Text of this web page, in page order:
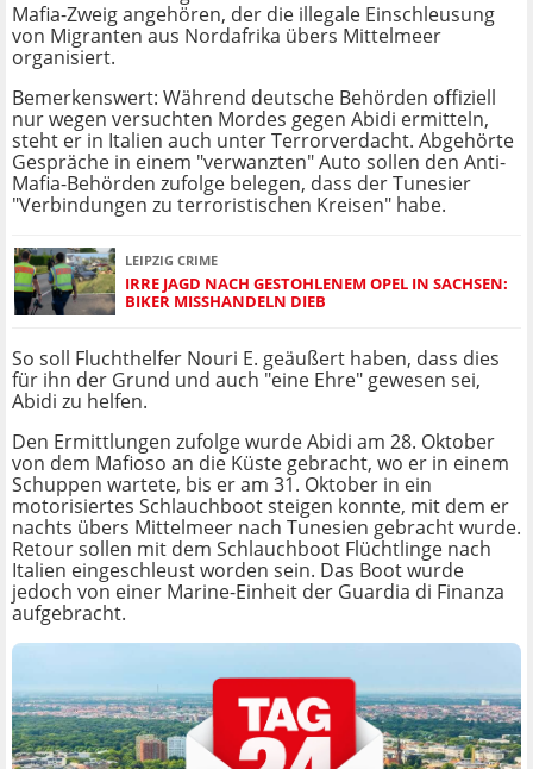
Mafia-Zweig angehören, der die illegale Einschleusung
von Migranten aus Nordafrika übers Mittelmeer
organisiert.
Bemerkenswert: Während deutsche Behörden offiziell
nur wegen versuchten Mordes gegen Abidi ermitteln,
steht er in Italien auch unter Terrorverdacht. Abgehörte
Gespräche in einem "verwanzten" Auto sollen den Anti-
Mafia-Behörden zufolge belegen, dass der Tunesier
"Verbindungen zu terroristischen Kreisen" habe.
LEIPZIG CRIME
IRRE JAGD NACH GESTOHLENEM OPEL IN SACHSEN:
BIKER MISSHANDELN DIEB
So soll Fluchthelfer Nouri E. geäußert haben, dass dies
für ihn der Grund und auch "eine Ehre" gewesen sei,
Abidi zu helfen.
Den Ermittlungen zufolge wurde Abidi am 28. Oktober
von dem Mafioso an die Küste gebracht, wo er in einem
Schuppen wartete, bis er am 31. Oktober in ein
motorisiertes Schlauchboot steigen konnte, mit dem er
nachts übers Mittelmeer nach Tunesien gebracht wurde.
Retour sollen mit dem Schlauchboot Flüchtlinge nach
Italien eingeschleust worden sein. Das Boot wurde
jedoch von einer Marine-Einheit der Guardia di Finanza
aufgebracht.